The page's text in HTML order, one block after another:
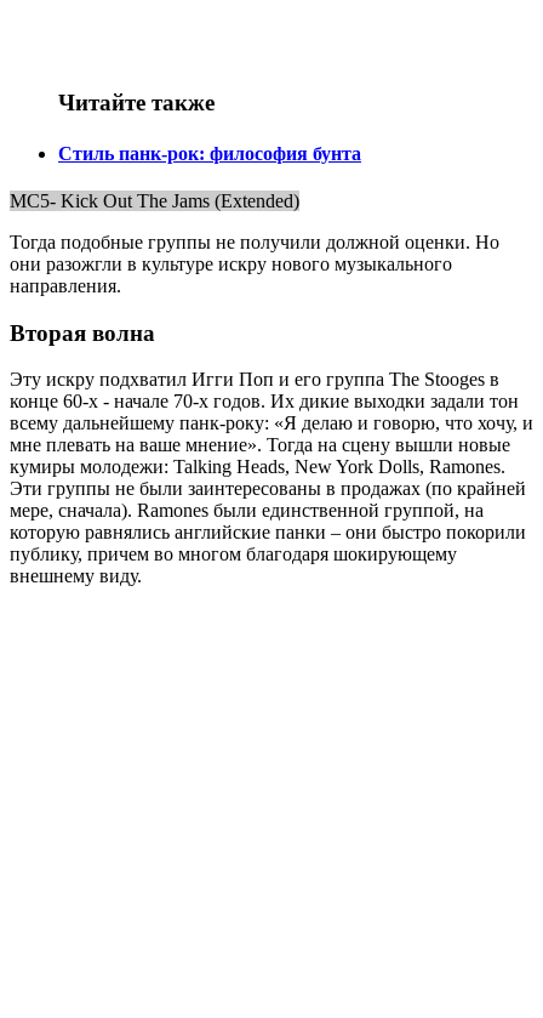
Читайте также
Стиль панк-рок: философия бунта
MC5- Kick Out The Jams (Extended)
Тогда подобные группы не получили должной оценки. Но
они разожгли в культуре искру нового музыкального
направления.
Вторая волна
Эту искру подхватил Игги Поп и его группа The Stooges в
конце 60-х - начале 70-х годов. Их дикие выходки задали тон
всему дальнейшему панк-року: «Я делаю и говорю, что хочу, и
мне плевать на ваше мнение». Тогда на сцену вышли новые
кумиры молодежи: Talking Heads, New York Dolls, Ramones.
Эти группы не были заинтересованы в продажах (по крайней
мере, сначала). Ramones были единственной группой, на
которую равнялись английские панки – они быстро покорили
публику, причем во многом благодаря шокирующему
внешнему виду.